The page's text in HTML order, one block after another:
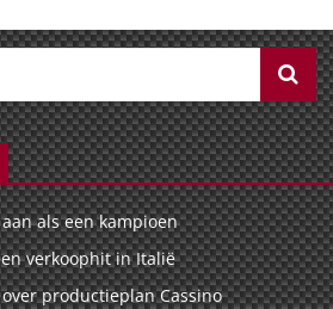
als een kampioen
verkoophit in Italië
productieplan Cassino